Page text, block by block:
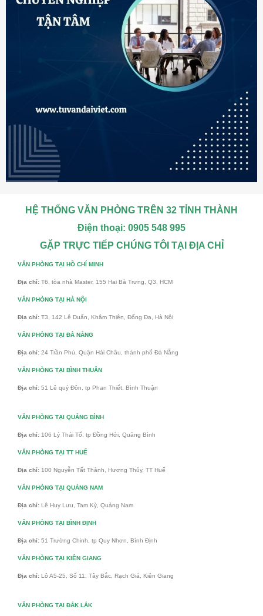
HỆ THỐNG VĂN PHÒNG TRÊN 32 TỈNH THÀNH
Điện thoại: 0905 548 995
GẶP TRỰC TIẾP CHÚNG TÔI TẠI ĐỊA CHỈ
VĂN PHÒNG TẠI HỒ CHÍ MINH
Địa chỉ: T6, tòa nhà Master, 155 Hai Bà Trưng, Q3, HCM
VĂN PHÒNG TẠI HÀ NỘI
Địa chỉ: T3, 142 Lê Duẩn, Khâm Thiên, Đống Đa, Hà Nội
VĂN PHÒNG TẠI ĐÀ NẴNG
Địa chỉ: 24 Trần Phú, Quận Hải Châu, thành phố Đà Nẵng
VĂN PHÒNG TẠI BÌNH THUÂN
Địa chỉ: 51 Lê quý Đôn, tp Phan Thiết, Bình Thuận
VĂN PHÒNG TẠI QUẢNG BÌNH
Địa chỉ: 106 Lý Thái Tổ, tp Đồng Hới, Quảng Bình
VĂN PHÒNG TẠI TT HUẾ
Địa chỉ: 100 Nguyễn Tất Thành, Hương Thủy, TT Huế
VĂN PHÒNG TẠI QUẢNG NAM
Địa chỉ: Lê Huy Lưu, Tam Kỳ, Quảng Nam
VĂN PHÒNG TẠI BÌNH ĐỊNH
Địa chỉ: 51 Trường Chinh, tp Quy Nhơn, Bình Định
VĂN PHÒNG TẠI KIÊN GIANG
Địa chỉ: Lô A5-25, Số 11, Tây Bắc, Rạch Giá, Kiên Giang
VĂN PHÒNG TẠI ĐẮK LẮK